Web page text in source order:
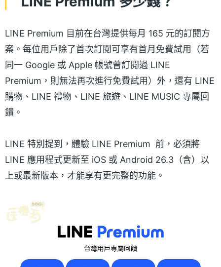
LINE Premium 目前在台灣提供每月 165 元的訂閱方
案。每位用戶除了首次訂閱可享有首月免費試用（若
同一 Google 或 Apple 帳號曾訂閱過 LINE
Premium，則無法再次進行免費試用）外，還有 LINE
購物、LINE 禮物、LINE 旅遊、LINE MUSIC 專屬回
饋。
LINE 特別提到，體驗 LINE Premium 前，必須將
LINE 應用程式更新至 iOS 或 Android 26.3（含）以
上或最新版本，才能享有更完整的功能。